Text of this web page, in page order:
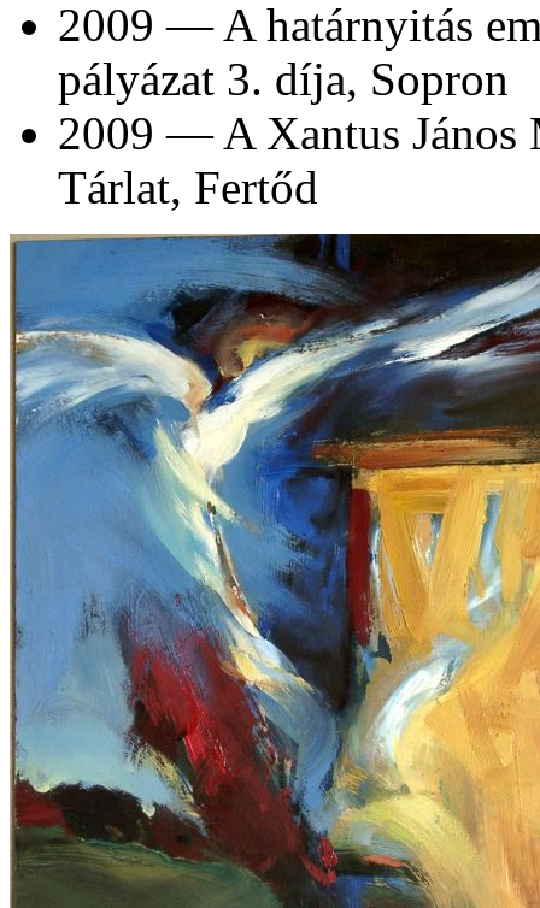
2009 — A határnyitás
pályázat 3. díja, Sopron
2009 — A Xantus János
Tárlat, Fertőd